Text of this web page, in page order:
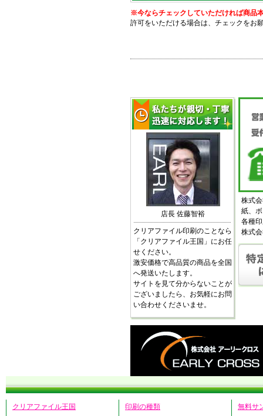
※今ならチェックしていただければ商品
許可をいただける場合は、チェックをお
店長 佐藤智裕
クリアファイル印刷のことなら
「クリアファイル王国」にお任
せください。
激安価格で高品質の商品を全国
へ発送いたします。
サイトを見て分からないことが
ございましたら、お気軽にお問
い合わせくださいませ。
株式
紙、
各種
株式
クリアファイル王国
印刷の種類
無料サ